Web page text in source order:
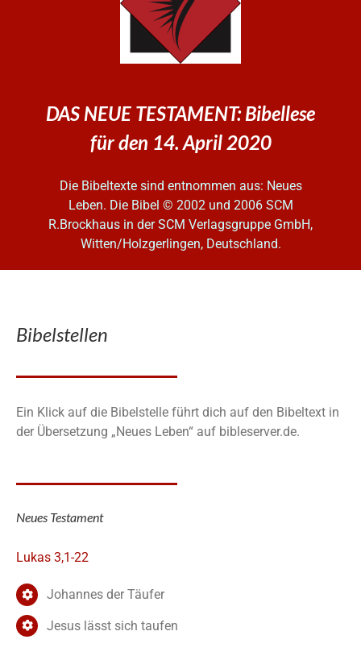
DAS NEUE TESTAMENT: Bibellese
für den 14. April 2020
Die Bibeltexte sind entnommen aus: Neues
Leben. Die Bibel © 2002 und 2006 SCM
R.Brockhaus in der SCM Verlagsgruppe GmbH,
Witten/Holzgerlingen, Deutschland.
Bibelstellen
Ein Klick auf die Bibelstelle führt dich auf den Bibeltext in
der Übersetzung „Neues Leben“ auf bibleserver.de.
Neues Testament
Lukas 3,1-22
Johannes der Täufer
Jesus lässt sich taufen